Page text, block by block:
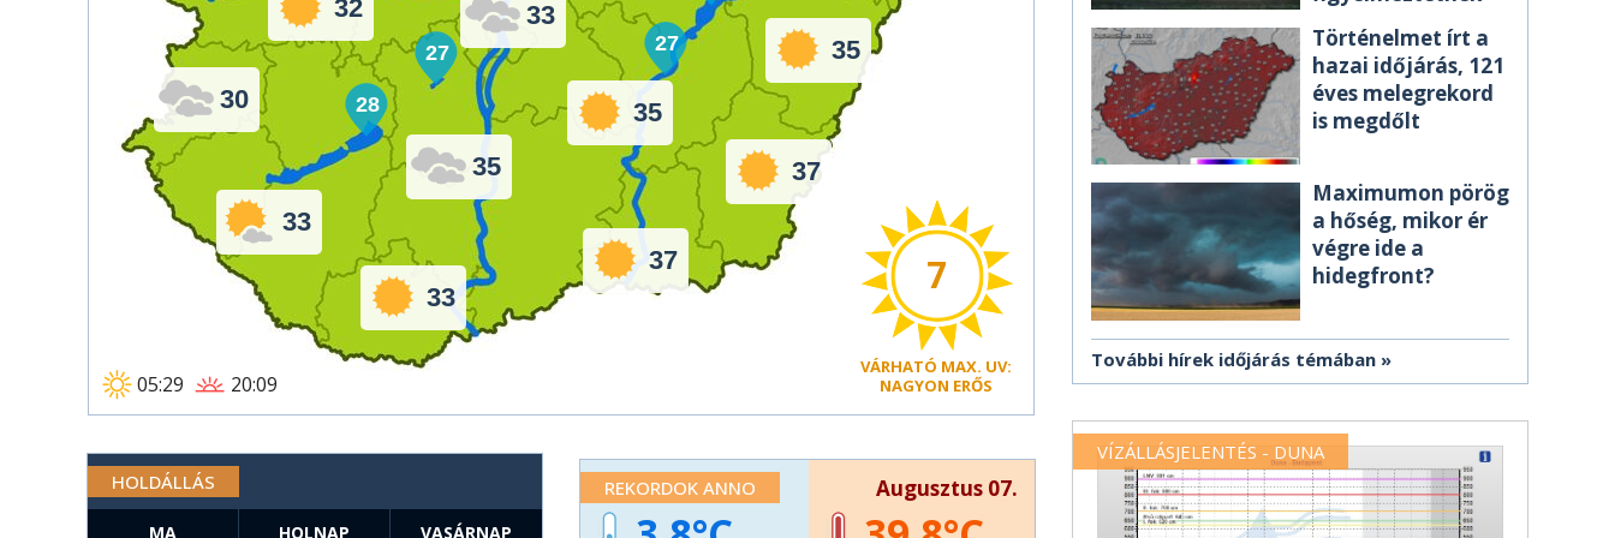
32
30
33
35
33
37
35
33
37
35
28
27 27
05:29 20:09
7
VÁRHATÓ MAX. UV:
NAGYON ERŐS
HOLDÁLLÁS
MA HOLNAP VASÁRNAP
REKORDOK ANNO Augusztus 07.
Történelmet írt a
hazai időjárás, 121
éves melegrekord
is megdőlt
Maximumon pörög
a hőség, mikor ér
végre ide a
hidegfront?
További hírek időjárás témában
VÍZÁLLÁSJELENTÉS - DUNA